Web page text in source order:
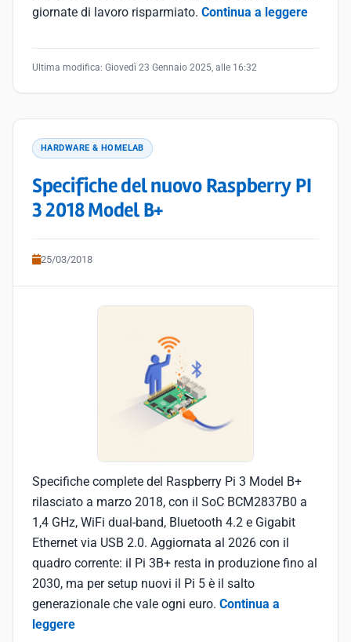
giornate di lavoro risparmiato. Continua a leggere
Ultima modifica: Giovedì 23 Gennaio 2025, alle 16:32
HARDWARE & HOMELAB
Specifiche del nuovo Raspberry PI
3 2018 Model B+
25/03/2018
Specifiche complete del Raspberry Pi 3 Model B+
rilasciato a marzo 2018, con il SoC BCM2837B0 a
1,4 GHz, WiFi dual-band, Bluetooth 4.2 e Gigabit
Ethernet via USB 2.0. Aggiornata al 2026 con il
quadro corrente: il Pi 3B+ resta in produzione fino al
2030, ma per setup nuovi il Pi 5 è il salto
generazionale che vale ogni euro. Continua a
leggere